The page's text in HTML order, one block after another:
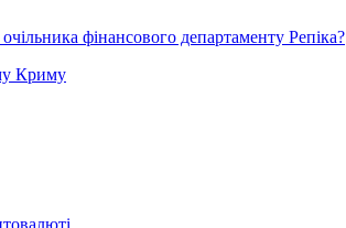
фінансового департаменту Репіка?
Криму